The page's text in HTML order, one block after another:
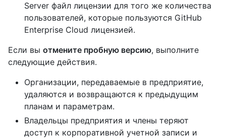
Server файл лицензии для того же количества
пользователей, которые пользуются GitHub
Enterprise Cloud лицензией.
Если вы отмените пробную версию, выполните
следующие действия.
Организации, передаваемые в предприятие,
удаляются и возвращаются к предыдущим
планам и параметрам.
Владельцы предприятия и члены теряют
доступ к корпоративной учетной записи и